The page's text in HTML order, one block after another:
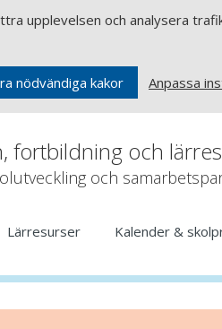
upplevelsen och analysera
nödvändiga kakor Anpassa
fortbildning och
och
Lärresurser Kalender &